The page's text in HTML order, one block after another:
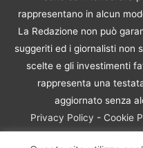
rappresentano in alcun
La Redazione non può
suggeriti ed i giornalisti non
scelte e gli investimenti
rappresenta una
aggiornato senza
Privacy Policy - Cookie